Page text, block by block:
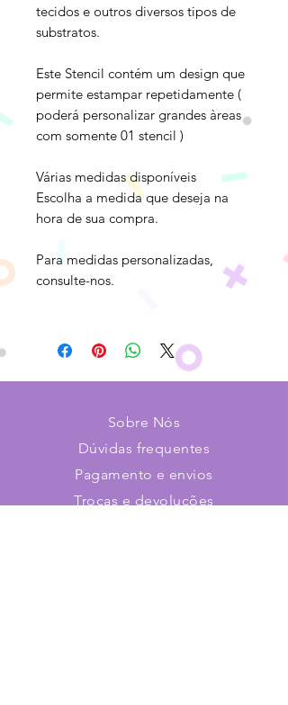
tecidos e outros diversos tipos de
substratos.
Este Stencil contém um design que
permite estampar repetidamente (
poderá personalizar grandes àreas
com somente 01 stencil )
Várias medidas disponíveis
Escolha a medida que deseja na
hora de sua compra.
Para medidas personalizadas,
consulte-nos.
Sobre Nós
Dúvidas frequentes
Pagamento e envios
Trocas e devoluções